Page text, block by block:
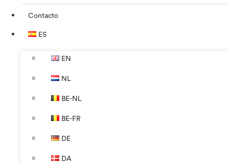
Contacto
ES
EN
NL
BE-NL
BE-FR
DE
DA